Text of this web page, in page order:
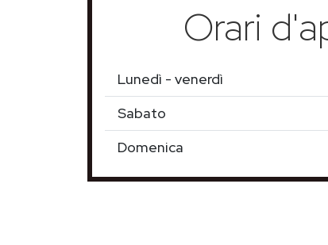
Orari
Lunedì - venerdì
Sabato
Domenica